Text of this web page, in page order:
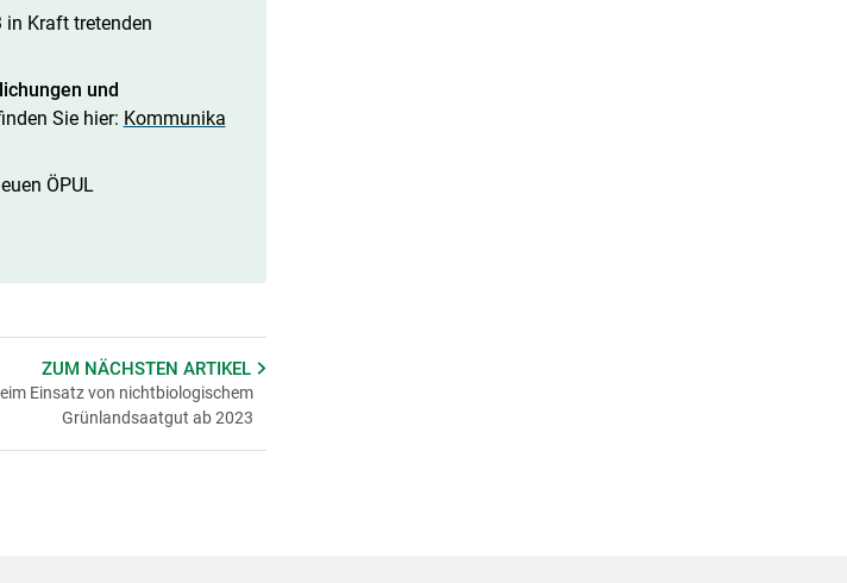
in Kraft tretenden
und
Sie hier: Kommunika
ÖPUL
ZUM NÄCHSTENARTIKEL
Einsatz von nichtbiologischem
Grünlandsaatgut ab 2023